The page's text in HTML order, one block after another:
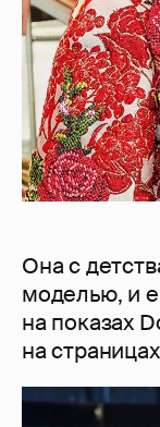
Она с
моделью, и
на показах
на